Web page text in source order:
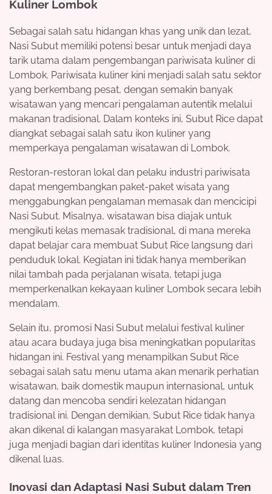
Kuliner Lombok
Sebagai salah satu hidangan khas yang unik dan lezat,
Nasi Subut memiliki potensi besar untuk menjadi daya
tarik utama dalam pengembangan pariwisata kuliner di
Lombok. Pariwisata kuliner kini menjadi salah satu sektor
yang berkembang pesat, dengan semakin banyak
wisatawan yang mencari pengalaman autentik melalui
makanan tradisional. Dalam konteks ini, Subut Rice dapat
diangkat sebagai salah satu ikon kuliner yang
memperkaya pengalaman wisatawan di Lombok.
Restoran-restoran lokal dan pelaku industri pariwisata
dapat mengembangkan paket-paket wisata yang
menggabungkan pengalaman memasak dan mencicipi
Nasi Subut. Misalnya, wisatawan bisa diajak untuk
mengikuti kelas memasak tradisional, di mana mereka
dapat belajar cara membuat Subut Rice langsung dari
penduduk lokal. Kegiatan ini tidak hanya memberikan
nilai tambah pada perjalanan wisata, tetapi juga
memperkenalkan kekayaan kuliner Lombok secara lebih
mendalam.
Selain itu, promosi Nasi Subut melalui festival kuliner
atau acara budaya juga bisa meningkatkan popularitas
hidangan ini. Festival yang menampilkan Subut Rice
sebagai salah satu menu utama akan menarik perhatian
wisatawan, baik domestik maupun internasional, untuk
datang dan mencoba sendiri kelezatan hidangan
tradisional ini. Dengan demikian, Subut Rice tidak hanya
akan dikenal di kalangan masyarakat Lombok, tetapi
juga menjadi bagian dari identitas kuliner Indonesia yang
dikenal luas.
Inovasi dan Adaptasi Nasi Subut dalam Tren